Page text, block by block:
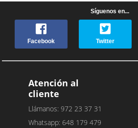
Síguenos en...
Facebook Twitter
Atención al
cliente
Llámanos: 972 23 37 31
Whatsapp: 648 179 479